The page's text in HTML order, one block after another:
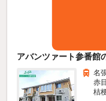
アバンツァート参番館
名
赤
桔